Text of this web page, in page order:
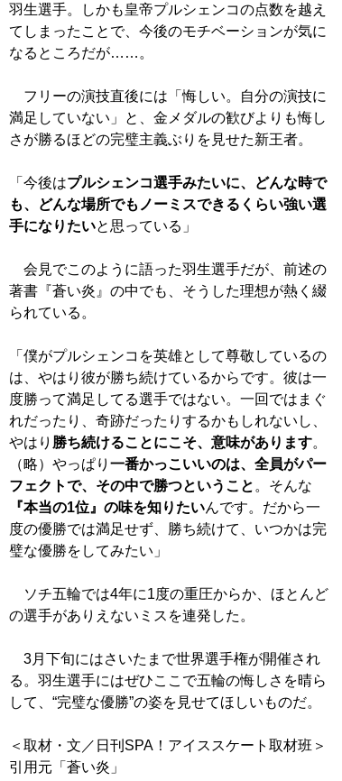
羽生選手。しかも皇帝プルシェンコの点数を越え
てしまったことで、今後のモチベーションが気に
なるところだが……。
フリーの演技直後には「悔しい。自分の演技に
満足していない」と、金メダルの歓びよりも悔し
さが勝るほどの完璧主義ぶりを見せた新王者。
「今後はプルシェンコ選手みたいに、どんな時で
も、どんな場所でもノーミスできるくらい強い選
手になりたいと思っている」
会見でこのように語った羽生選手だが、前述の
著書『蒼い炎』の中でも、そうした理想が熱く綴
られている。
「僕がプルシェンコを英雄として尊敬しているの
は、やはり彼が勝ち続けているからです。彼は一
度勝って満足してる選手ではない。一回ではまぐ
れだったり、奇跡だったりするかもしれないし、
やはり 勝ち続けることにこそ、意味があります。
（略）やっぱり 一番かっこいいのは、全員がパー
フェクトで、その中で勝つということ 。そんな
『本当の1位』の味を知りたいんです。だから一
度の優勝では満足せず、勝ち続けて、いつかは完
璧な優勝をしてみたい」
ソチ五輪では4年に1度の重圧からか、ほとんど
の選手がありえないミスを連発した。
3月下旬にはさいたまで世界選手権が開催され
る。羽生選手にはぜひここで五輪の悔しさを晴ら
して、“完璧な優勝”の姿を見せてほしいものだ。
＜取材・文／日刊SPA！アイススケート取材班＞
引用元「蒼い炎」